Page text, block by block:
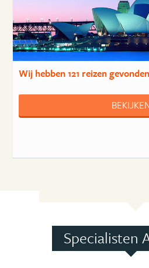
Wij hebben121 reizen
Specialisten